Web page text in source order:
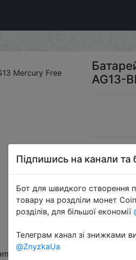
G13 Mercury Free AG13-
AG13-
t.me/%2B8jHVizJO6XY3M2Qy
Підпишись на канали та
Бот для швидкого створення
товару на роздліли монет
розділів, для більшої економії
Телеграм канал зі знижками
@ZnyzkaUa